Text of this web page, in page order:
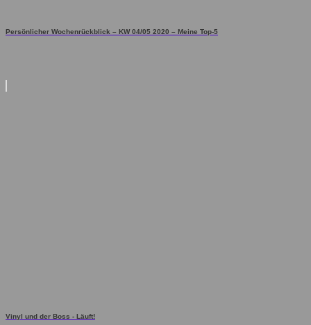
Persönlicher Wochenrückblick – KW 04/05 2020 – Meine Top-5
Vinyl und der Boss - Läuft!